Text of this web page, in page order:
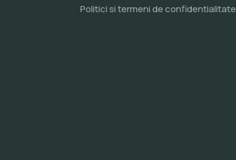
Politici si termeni de confidentialitate